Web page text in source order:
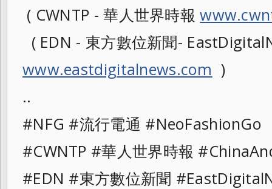
( CWNTP - 華人世界時報
( EDN - 東方數位新聞-
www.eastdigitalnews.com )
..
#NFG #流行電通
#CWNTP #華人世界時報
#EDN #東方數位新聞